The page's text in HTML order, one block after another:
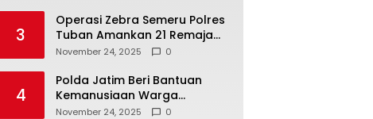
3
Operasi Zebra Semeru Polres
Tuban Amankan 21 Remaja
Pelaku Balap Liar
November 24, 2025 0
4
Polda Jatim Beri Bantuan
Kemanusiaan Warga
Terdampak Erupsi Gunung
November 24, 2025 0